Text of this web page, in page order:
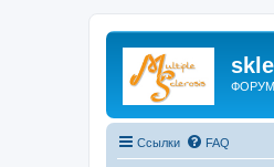
Ссылки FAQ